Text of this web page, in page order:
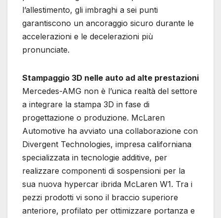
l’allestimento, gli imbraghi a sei punti
garantiscono un ancoraggio sicuro durante le
accelerazioni e le decelerazioni più
pronunciate.
Stampaggio 3D nelle auto ad alte prestazioni
Mercedes-AMG non è l’unica realtà del settore
a integrare la stampa 3D in fase di
progettazione o produzione. McLaren
Automotive ha avviato una collaborazione con
Divergent Technologies, impresa californiana
specializzata in tecnologie additive, per
realizzare componenti di sospensioni per la
sua nuova hypercar ibrida McLaren W1. Tra i
pezzi prodotti vi sono il braccio superiore
anteriore, profilato per ottimizzare portanza e